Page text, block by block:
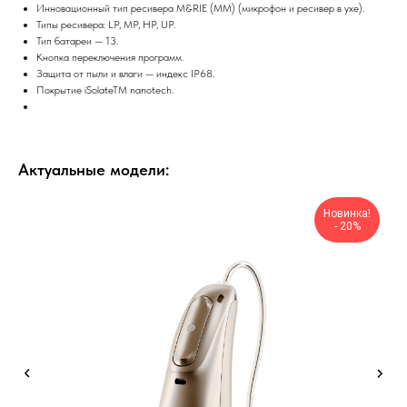
Инновационный тип ресивера M&RIE (MM) (микрофон и ресивер в ухе).
Типы ресивера: LP, MP, HP, UP.
Тип батареи — 13.
Кнопка переключения программ.
Защита от пыли и влаги — индекс IP68.
Покрытие iSolateTM nanotech.
Актуальные модели:
Новинка!
- 20%